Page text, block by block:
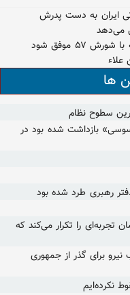
ایران به دست پدرش
می‌دهد
۵۷ موفق شود
ها
سطوح نظام
بازداشت شده بود در
رهبری طرد شده بود
تجربه‌ای را تکرار می‌کند که
برای گذر از جمهوری
نکرده‌ایم